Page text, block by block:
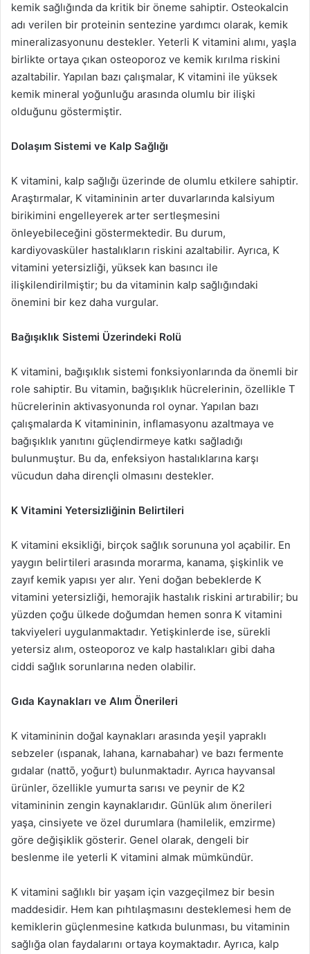
kemik sağlığında da kritik bir öneme sahiptir. Osteokalcin
adı verilen bir proteinin sentezine yardımcı olarak, kemik
mineralizasyonunu destekler. Yeterli K vitamini alımı, yaşla
birlikte ortaya çıkan osteoporoz ve kemik kırılma riskini
azaltabilir. Yapılan bazı çalışmalar, K vitamini ile yüksek
kemik mineral yoğunluğu arasında olumlu bir ilişki
olduğunu göstermiştir.
Dolaşım Sistemi ve Kalp Sağlığı
K vitamini, kalp sağlığı üzerinde de olumlu etkilere sahiptir.
Araştırmalar, K vitamininin arter duvarlarında kalsiyum
birikimini engelleyerek arter sertleşmesini
önleyebileceğini göstermektedir. Bu durum,
kardiyovasküler hastalıkların riskini azaltabilir. Ayrıca, K
vitamini yetersizliği, yüksek kan basıncı ile
ilişkilendirilmiştir; bu da vitaminin kalp sağlığındaki
önemini bir kez daha vurgular.
Bağışıklık Sistemi Üzerindeki Rolü
K vitamini, bağışıklık sistemi fonksiyonlarında da önemli bir
role sahiptir. Bu vitamin, bağışıklık hücrelerinin, özellikle T
hücrelerinin aktivasyonunda rol oynar. Yapılan bazı
çalışmalarda K vitamininin, inflamasyonu azaltmaya ve
bağışıklık yanıtını güçlendirmeye katkı sağladığı
bulunmuştur. Bu da, enfeksiyon hastalıklarına karşı
vücudun daha dirençli olmasını destekler.
K Vitamini Yetersizliğinin Belirtileri
K vitamini eksikliği, birçok sağlık sorununa yol açabilir. En
yaygın belirtileri arasında morarma, kanama, şişkinlik ve
zayıf kemik yapısı yer alır. Yeni doğan bebeklerde K
vitamini yetersizliği, hemorajik hastalık riskini artırabilir; bu
yüzden çoğu ülkede doğumdan hemen sonra K vitamini
takviyeleri uygulanmaktadır. Yetişkinlerde ise, sürekli
yetersiz alım, osteoporoz ve kalp hastalıkları gibi daha
ciddi sağlık sorunlarına neden olabilir.
Gıda Kaynakları ve Alım Önerileri
K vitamininin doğal kaynakları arasında yeşil yapraklı
sebzeler (ıspanak, lahana, karnabahar) ve bazı fermente
gıdalar (nattō, yoğurt) bulunmaktadır. Ayrıca hayvansal
ürünler, özellikle yumurta sarısı ve peynir de K2
vitamininin zengin kaynaklarıdır. Günlük alım önerileri
yaşa, cinsiyete ve özel durumlara (hamilelik, emzirme)
göre değişiklik gösterir. Genel olarak, dengeli bir
beslenme ile yeterli K vitamini almak mümkündür.
K vitamini sağlıklı bir yaşam için vazgeçilmez bir besin
maddesidir. Hem kan pıhtılaşmasını desteklemesi hem de
kemiklerin güçlenmesine katkıda bulunması, bu vitaminin
sağlığa olan faydalarını ortaya koymaktadır. Ayrıca, kalp